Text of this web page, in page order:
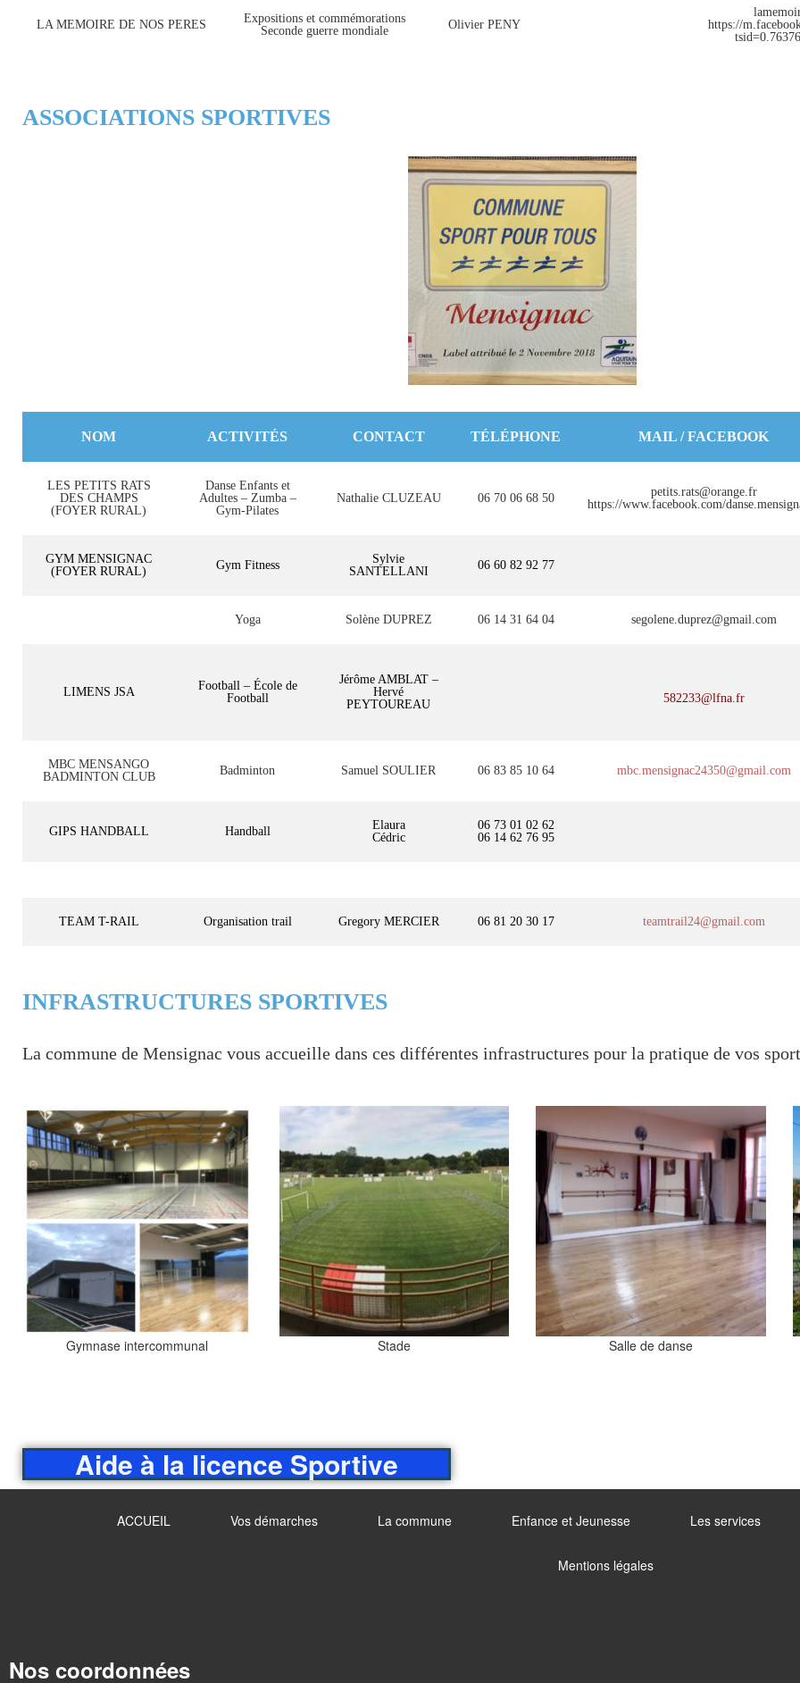
LA MEMOIRE DE NOS PERES
Expositions et commémorations
Seconde guerre mondiale
Olivier PENY
https://
ASSOCIATIONS SPORTIVES
NOM ACTIVITÉS CONTACT TÉLÉPHONE MAIL / FACEBOOK
LES PETITS RATS
DES CHAMPS
(FOYER RURAL)
Danse Enfants et
Adultes – Zumba –
Gym-Pilates
Nathalie CLUZEAU 06 70 06 68 50
petits.rats@orange.fr
https://www.facebook.com/
GYM MENSIGNAC
(FOYER RURAL)
Gym Fitness
Sylvie
SANTELLANI
06 60 82 92 77
Yoga Solène DUPREZ 06 14 31 64 04 segolene.duprez@gmail.com
LIMENS JSA
Football – École de
Football
Jérôme AMBLAT –
Hervé
PEYTOUREAU
582233@lfna.fr
MBC MENSANGO
BADMINTON CLUB
Badminton Samuel SOULIER 06 83 85 10 64 mbc.mensignac24350@gmail.com
GIPS HANDBALL Handball
Elaura
Cédric
06 73 01 02 62
06 14 62 76 95
TEAM T-RAIL Organisation trail Gregory MERCIER 06 81 20 30 17 teamtrail24@gmail.com
INFRASTRUCTURES SPORTIVES
La commune de Mensignac vous accueille dans ces différentes infrastructures pour la pratique de vos
Gymnase intercommunal Stade Salle de danse
Aide à la licence Sportive
ACCUEIL Vos démarches La commune Enfance et Jeunesse Les services
Mentions légales
Nos coordonnées